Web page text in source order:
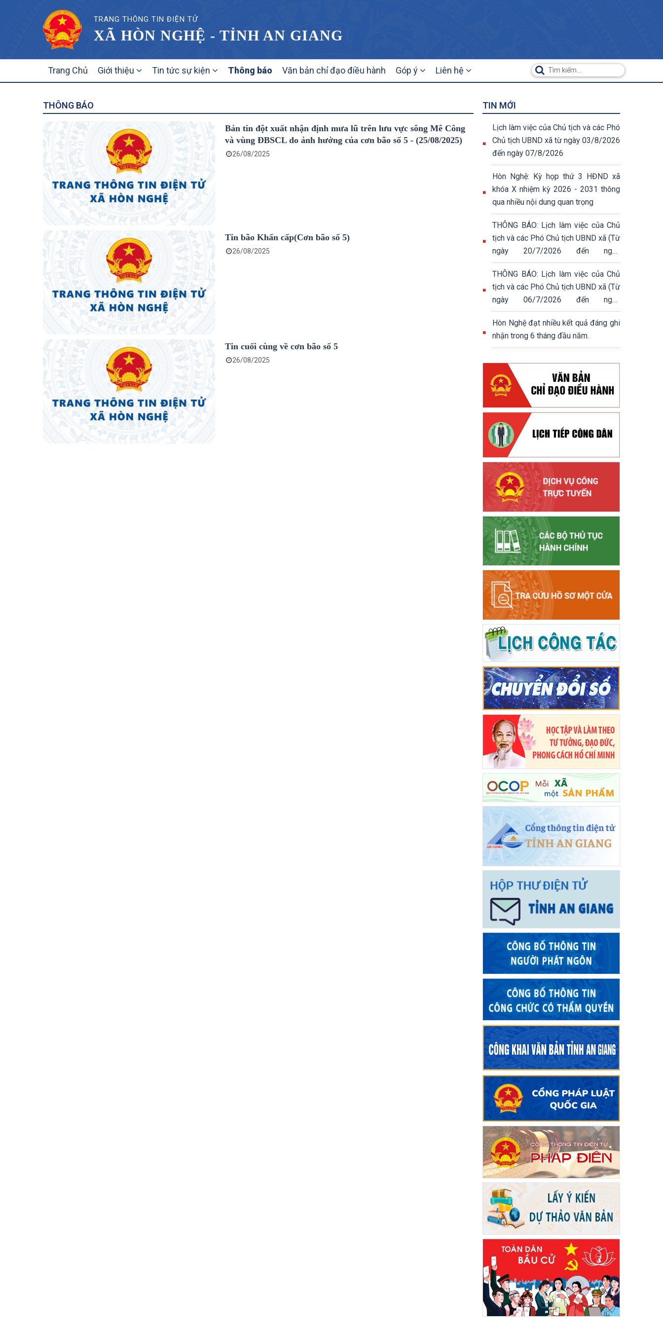
TRANG THÔNG TIN ĐIỆN TỬ
XÃ HÒN NGHỆ - TỈNH AN GIANG
NAVIGATION
Trang Chủ Giới thiệu Tin tức sự kiện Thông báo Văn bản chỉ đạo điều hành Góp ý Liên hệ
THÔNG BÁO
Bản tin đột xuất nhận định mưa lũ trên lưu vực sông Mê Công
và vùng ĐBSCL do ảnh hưởng của cơn bão số 5 - (25/08/2025)
26/08/2025
Tin bão Khẩn cấp(Cơn bão số 5)
26/08/2025
Tin cuối cùng về cơn bão số 5
26/08/2025
TIN MỚI
Lịch làm việc của Chủ tịch và các Phó
Chủ tịch UBND xã từ ngày 03/8/2026
đến ngày 07/8/2026
Hòn Nghệ: Kỳ họp thứ 3 HĐND xã
khóa X nhiệm kỳ 2026 - 2031 thông
qua nhiều nội dung quan trọng
THÔNG BÁO: Lịch làm việc của Chủ
tịch và các Phó Chủ tịch UBND xã (Từ
ngày 20/7/2026 đến ngày
24/7/2026)
THÔNG BÁO: Lịch làm việc của Chủ
tịch và các Phó Chủ tịch UBND xã (Từ
ngày 06/7/2026 đến ngày
10/7/2026)
Hòn Nghệ đạt nhiều kết quả đáng ghi
nhận trong 6 tháng đầu năm.